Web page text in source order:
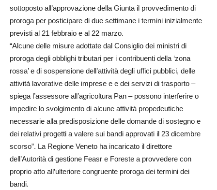
sottoposto all’approvazione della Giunta il provvedimento di
proroga per posticipare di due settimane i termini inizialmente
previsti al 21 febbraio e al 22 marzo.
“Alcune delle misure adottate dal Consiglio dei ministri di
proroga degli obblighi tributari per i contribuenti della ‘zona
rossa’ e di sospensione dell’attività degli uffici pubblici, delle
attività lavorative delle imprese e e dei servizi di trasporto –
spiega l’assessore all’agricoltura Pan – possono interferire o
impedire lo svolgimento di alcune attività propedeutiche
necessarie alla predisposizione delle domande di sostegno e
dei relativi progetti a valere sui bandi approvati il 23 dicembre
scorso”. La Regione Veneto ha incaricato il direttore
dell’Autorità di gestione Feasr e Foreste a provvedere con
proprio atto all’ulteriore congruente proroga dei termini dei
bandi.